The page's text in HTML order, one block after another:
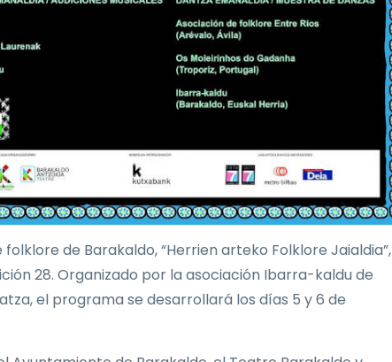
folklore de Barakaldo, “Herrien arteko Folklore Jaialdia”,
28. Organizado por la asociación Ibarra-kaldu de
el programa se desarrollará los días 5 y 6 de